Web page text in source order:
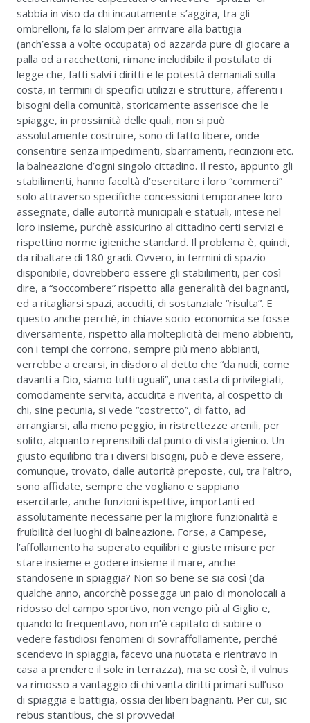
sabbia in viso da chi incautamente s’aggira, tra gli
ombrelloni, fa lo slalom per arrivare alla battigia
(anch’essa a volte occupata) od azzarda pure di giocare a
palla od a racchettoni, rimane ineludibile il postulato di
legge che, fatti salvi i diritti e le potestà demaniali sulla
costa, in termini di specifici utilizzi e strutture, afferenti i
bisogni della comunità, storicamente asserisce che le
spiagge, in prossimità delle quali, non si può
assolutamente costruire, sono di fatto libere, onde
consentire senza impedimenti, sbarramenti, recinzioni etc.
la balneazione d’ogni singolo cittadino. Il resto, appunto gli
stabilimenti, hanno facoltà d’esercitare i loro “commerci”
solo attraverso specifiche concessioni temporanee loro
assegnate, dalle autorità municipali e statuali, intese nel
loro insieme, purchè assicurino al cittadino certi servizi e
rispettino norme igieniche standard. Il problema è, quindi,
da ribaltare di 180 gradi. Ovvero, in termini di spazio
disponibile, dovrebbero essere gli stabilimenti, per così
dire, a “soccombere” rispetto alla generalità dei bagnanti,
ed a ritagliarsi spazi, accuditi, di sostanziale “risulta”. E
questo anche perché, in chiave socio-economica se fosse
diversamente, rispetto alla molteplicità dei meno abbienti,
con i tempi che corrono, sempre più meno abbianti,
verrebbe a crearsi, in disdoro al detto che “da nudi, come
davanti a Dio, siamo tutti uguali”, una casta di privilegiati,
comodamente servita, accudita e riverita, al cospetto di
chi, sine pecunia, si vede “costretto”, di fatto, ad
arrangiarsi, alla meno peggio, in ristrettezze arenili, per
solito, alquanto reprensibili dal punto di vista igienico. Un
giusto equilibrio tra i diversi bisogni, può e deve essere,
comunque, trovato, dalle autorità preposte, cui, tra l’altro,
sono affidate, sempre che vogliano e sappiano
esercitarle, anche funzioni ispettive, importanti ed
assolutamente necessarie per la migliore funzionalità e
fruibilità dei luoghi di balneazione. Forse, a Campese,
l’affollamento ha superato equilibri e giuste misure per
stare insieme e godere insieme il mare, anche
standosene in spiaggia? Non so bene se sia così (da
qualche anno, ancorchè possegga un paio di monolocali a
ridosso del campo sportivo, non vengo più al Giglio e,
quando lo frequentavo, non m’è capitato di subire o
vedere fastidiosi fenomeni di sovraffollamente, perché
scendevo in spiaggia, facevo una nuotata e rientravo in
casa a prendere il sole in terrazza), ma se così è, il vulnus
va rimosso a vantaggio di chi vanta diritti primari sull’uso
di spiaggia e battigia, ossia dei liberi bagnanti. Per cui, sic
rebus stantibus, che si provveda!